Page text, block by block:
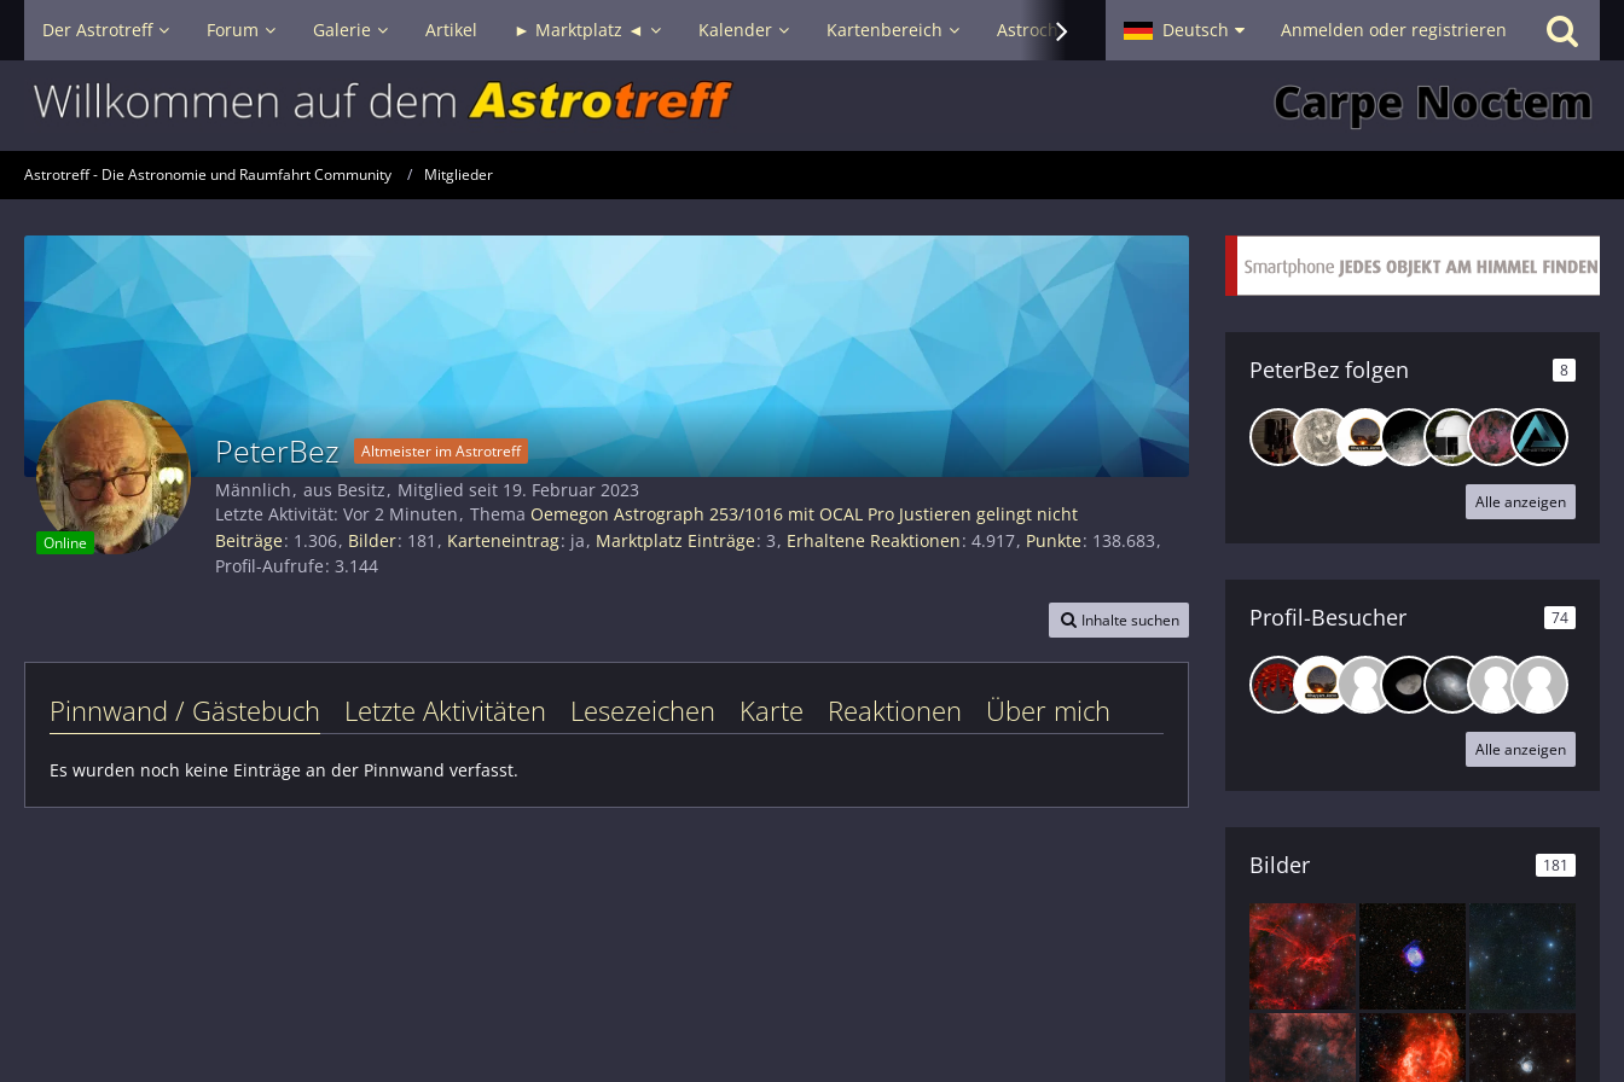
Der Astrotreff Forum Galerie Artikel ► Marktplatz ◄ Kalender Kartenbereich Astrochat - Smalltalk Hilfe
Deutsch Anmelden oder registrieren
Astrotreff - Die Astronomie und Raumfahrt Community Mitglieder
Online
PeterBez Altmeister im Astrotreff
Männlich aus Besitz
Mitglied seit 19. Februar 2023
Letzte Aktivität: Vor 2 Minuten Thema Oemegon Astrograph 253/1016 mit OCAL Pro Justieren gelingt nicht
Beiträge 1.306 Bilder 181 Karteneintrag ja Marktplatz Einträge 3 Erhaltene Reaktionen 4.917 Punkte 138.683
Profil-Aufrufe 3.144
Inhalte suchen
Pinnwand / Gästebuch Letzte Aktivitäten Lesezeichen Karte Reaktionen Über mich
Es wurden noch keine Einträge an der Pinnwand verfasst.
PeterBez folgen 8
Alle anzeigen
Profil-Besucher 74
Alle anzeigen
Bilder 181